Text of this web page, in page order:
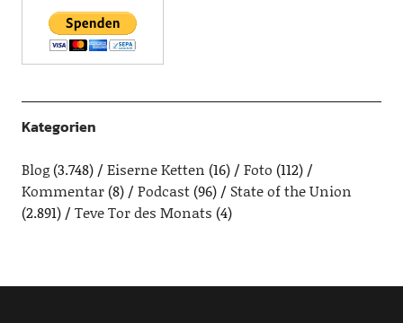
Kategorien
Blog(3.748) Eiserne Ketten (16) Foto (112)
Kommentar(8) Podcast(96)
State of the Union
(2.891)
Teve Tor des Monats (4)